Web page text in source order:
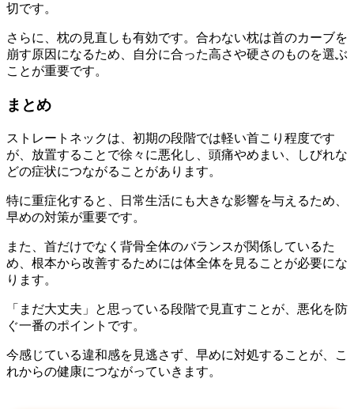
切です。
さらに、枕の見直しも有効です。合わない枕は首のカーブを
崩す原因になるため、自分に合った高さや硬さのものを選ぶ
ことが重要です。
まとめ
ストレートネックは、初期の段階では軽い首こり程度です
が、放置することで徐々に悪化し、頭痛やめまい、しびれな
どの症状につながることがあります。
特に重症化すると、日常生活にも大きな影響を与えるため、
早めの対策が重要です。
また、首だけでなく背骨全体のバランスが関係しているた
め、根本から改善するためには体全体を見ることが必要にな
ります。
「まだ大丈夫」と思っている段階で見直すことが、悪化を防
ぐ一番のポイントです。
今感じている違和感を見逃さず、早めに対処することが、こ
れからの健康につながっていきます。